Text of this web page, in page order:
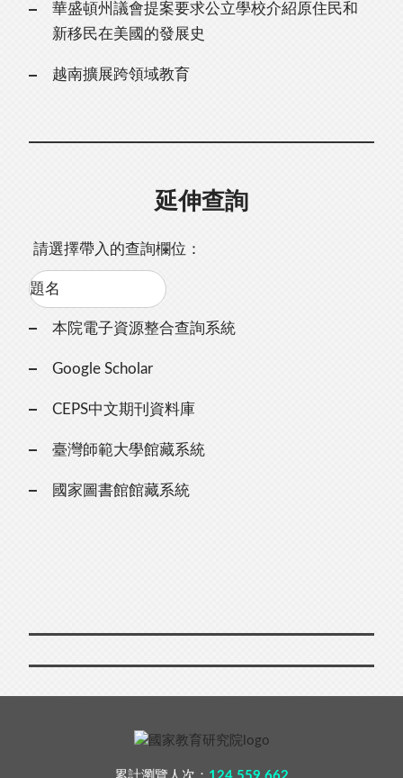
華盛頓州議會提案要求公立學校介紹原住民和
新移民在美國的發展史
越南擴展跨領域教育
延伸查詢
請選擇帶入的查詢欄位：
本院電子資源整合查詢系統
Google Scholar
CEPS中文期刊資料庫
臺灣師範大學館藏系統
國家圖書館館藏系統